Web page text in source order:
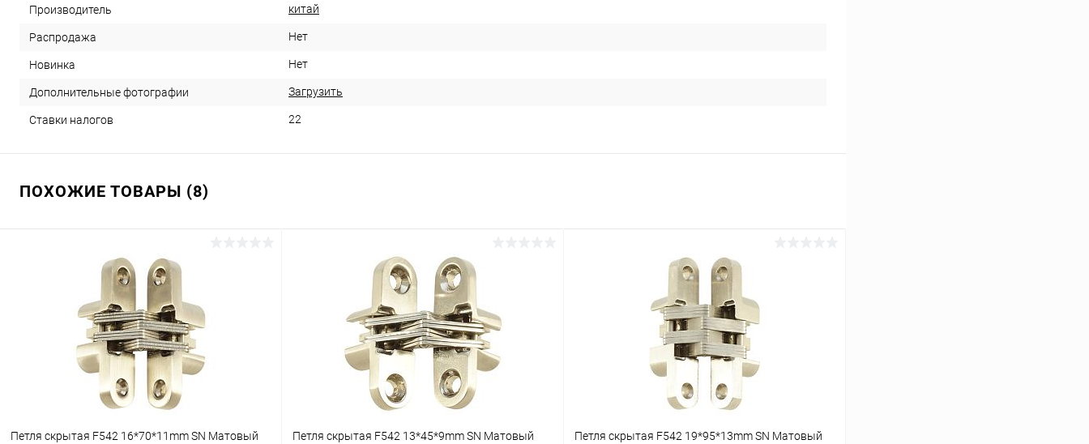
Производитель китай
Распродажа Нет
Новинка Нет
Дополнительные фотографии Загрузить
Ставки налогов 22
ПОХОЖИЕ ТОВАРЫ (8)
Петля скрытая F542 16*70*11mm SN Матовый
Петля скрытая F542 13*45*9mm SN Матовый
Петля скрытая F542 19*95*13mm SN Матовый